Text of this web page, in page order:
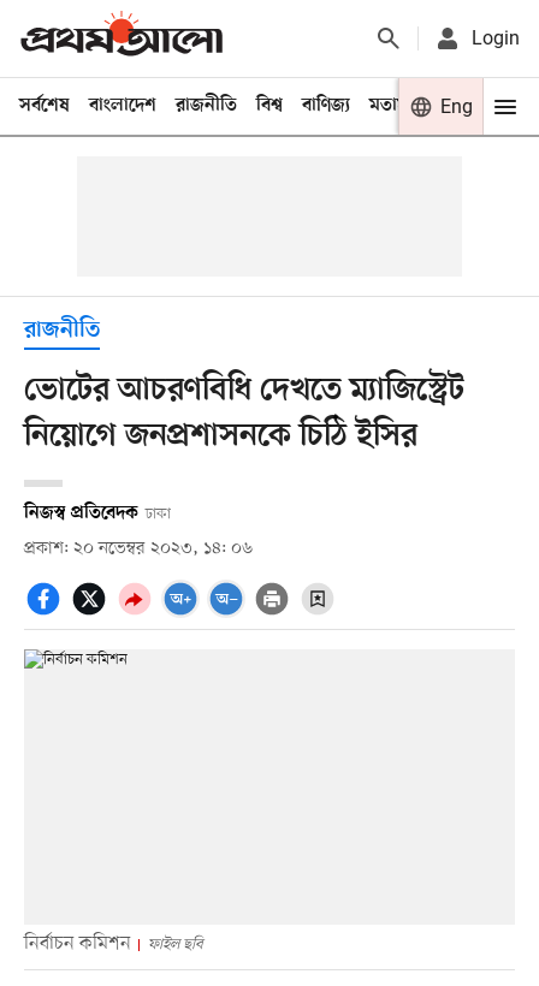
Login
সর্বশেষ বাংলাদেশ রাজনীতি বিশ্ব বাণিজ্য মতামত খেলা
Eng
রাজনীতি
ভোটের আচরণবিধি দেখতে ম্যাজিস্ট্রেট
নিয়োগে জনপ্রশাসনকে চিঠি ইসির
নিজস্ব প্রতিবেদক ঢাকা
প্রকাশ: ২০ নভেম্বর ২০২৩, ১৪: ০৬
নির্বাচন কমিশন ফাইল ছবি